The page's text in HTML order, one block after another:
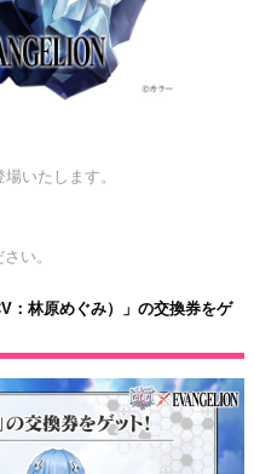
いたします。
い。
：林原めぐみ）」の交換券をゲ